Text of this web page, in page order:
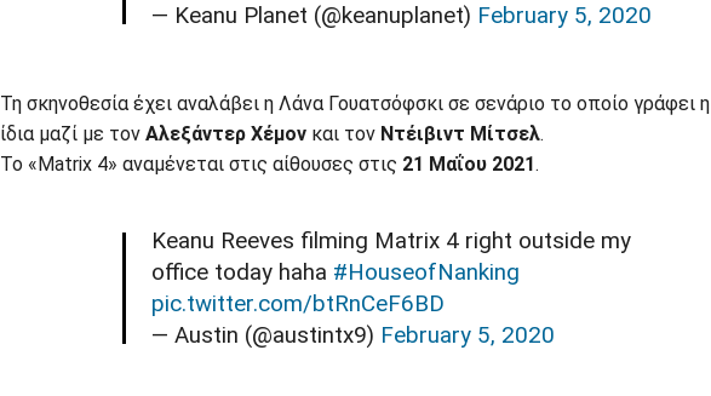
— Keanu Planet (@keanuplanet) February 5, 2020
Τη σκηνοθεσία έχει αναλάβει η Λάνα Γουατσόφσκι σε σενάριο το οποίο γράφει η
ίδια μαζί με τον Αλεξάντερ Χέμονκαι τον Ντέιβιντ Μίτσελ.
Το «Matrix 4» αναμένεται στις αίθουσες στις 21 Μαΐου 2021.
Keanu Reeves filming Matrix 4 right outside my
office today haha #HouseofNanking
pic.twitter.com/btRnCeF6BD
— Austin (@austintx9) February 5, 2020